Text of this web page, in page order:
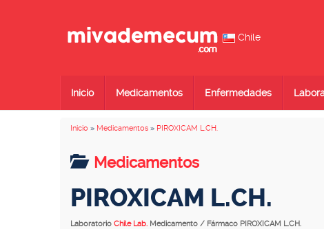
Chile
Inicio Medicamentos Enfermedades
Inicio » Medicamentos » PIROXICAM L.CH.
Medicamentos
PIROXICAM L.CH.
Laboratorio Chile Lab. Medicamento / Fármaco PIROXICAM L.CH.